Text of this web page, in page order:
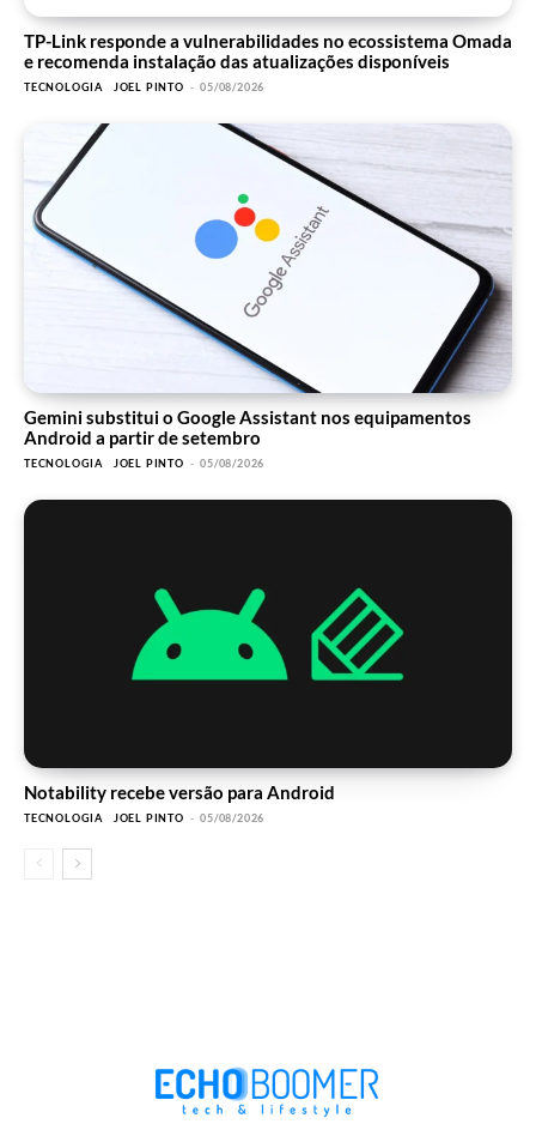
TP-Link responde a vulnerabilidades no ecossistema Omada
e recomenda instalação das atualizações disponíveis
TECNOLOGIA JOEL PINTO - 05/08/2026
Gemini substitui o Google Assistant nos equipamentos
Android a partir de setembro
TECNOLOGIA JOEL PINTO - 05/08/2026
Notability recebe versão para Android
TECNOLOGIA JOEL PINTO - 05/08/2026